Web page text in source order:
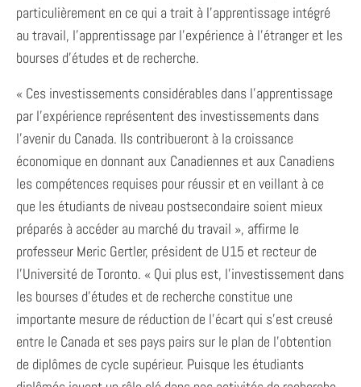
particulièrement en ce qui a trait à l’apprentissage intégré
au travail, l’apprentissage par l’expérience à l’étranger et les
bourses d’études et de recherche.
« Ces investissements considérables dans l’apprentissage
par l’expérience représentent des investissements dans
l’avenir du Canada. Ils contribueront à la croissance
économique en donnant aux Canadiennes et aux Canadiens
les compétences requises pour réussir et en veillant à ce
que les étudiants de niveau postsecondaire soient mieux
préparés à accéder au marché du travail », affirme le
professeur Meric Gertler, président de U15 et recteur de
l’Université de Toronto. « Qui plus est, l’investissement dans
les bourses d’études et de recherche constitue une
importante mesure de réduction de l’écart qui s’est creusé
entre le Canada et ses pays pairs sur le plan de l’obtention
de diplômes de cycle supérieur. Puisque les étudiants